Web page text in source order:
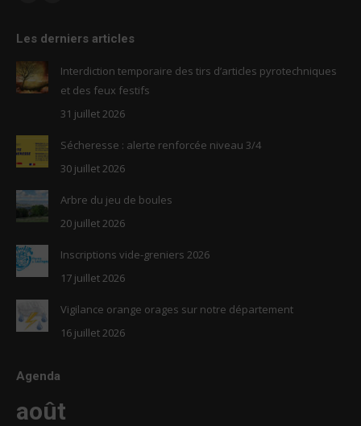
opens
in
new
opens
new
window
Les derniers articles
Interdiction temporaire des tirs d’articles pyrotechniques
et des feux festifs
31 juillet 2026
Sécheresse : alerte renforcée niveau 3/4
30 juillet 2026
Arbre du jeu de boules
20 juillet 2026
Inscriptions vide-greniers 2026
17 juillet 2026
Vigilance orange orages sur notre département
16 juillet 2026
Agenda
août